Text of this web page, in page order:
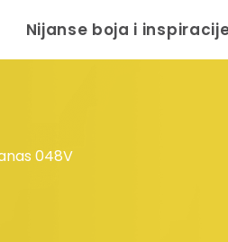
Nijanse boja i
048V